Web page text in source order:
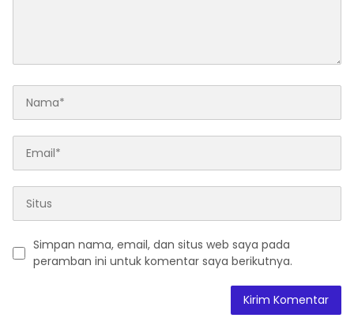
Simpan nama, email, dan situs web saya pada
peramban ini untuk komentar saya berikutnya.